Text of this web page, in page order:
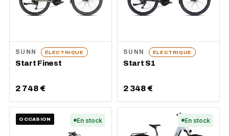
SUNN ÉLECTRIQUE
Start Finest
2 748 €
SUNN ÉLECTRIQUE
Start S1
2 348 €
OCCASION En stock En stock